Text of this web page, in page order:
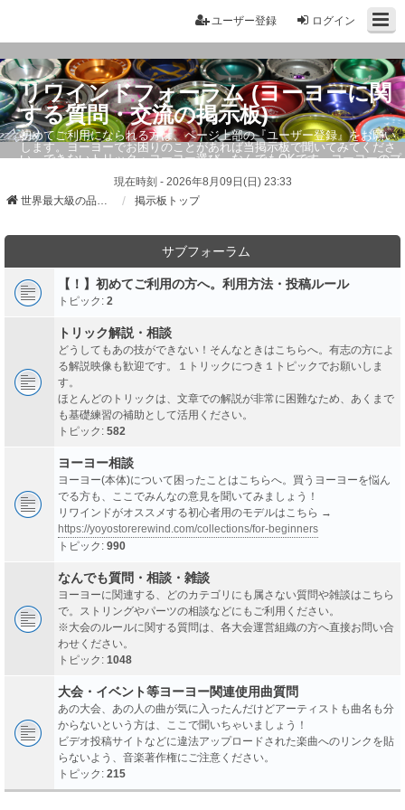
ログイン
ユーザー登録
リワインドフォーラム (ヨーヨーに関
する質問・交流の掲示板)
初めてご利用になられる方は、ページ上部の『ユーザー登録』をお願い
します。ヨーヨーでお困りのことがあれば当掲示板で聞いてみてくださ
い。できないトリック・ヨーヨー選び、なんでもOKです。ヨーヨーのプ
現在時刻 - 2026年8月09日(日) 23:33
世界最大級の品ぞろえ ヨーヨーストア「リワインド」
掲示板トップ
サブフォーラム
【！】初めてご利用の方へ。利用方法・投稿ルール
トピック: 2
トリック解説・相談
どうしてもあの技ができない！そんなときはこちらへ。有志の方によ
る解説映像も歓迎です。１トリックにつき１トピックでお願いしま
す。
ほとんどのトリックは、文章での解説が非常に困難なため、あくまで
も基礎練習の補助として活用ください。
トピック: 582
ヨーヨー相談
ヨーヨー(本体)について困ったことはこちらへ。買うヨーヨーを悩ん
でる方も、ここでみんなの意見を聞いてみましょう！
リワインドがオススメする初心者用のモデルはこちら →
https://yoyostorerewind.com/collections/for-beginners
トピック: 990
なんでも質問・相談・雑談
ヨーヨーに関連する、どのカテゴリにも属さない質問や雑談はこちら
で。ストリングやパーツの相談などにもご利用ください。
※大会のルールに関する質問は、各大会運営組織の方へ直接お問い合
わせください。
トピック: 1048
大会・イベント等ヨーヨー関連使用曲質問
あの大会、あの人の曲が気に入ったんだけどアーティストも曲名も分
からないという方は、ここで聞いちゃいましょう！
ビデオ投稿サイトなどに違法アップロードされた楽曲へのリンクを貼
らないよう、音楽著作権にご注意ください。
トピック: 215